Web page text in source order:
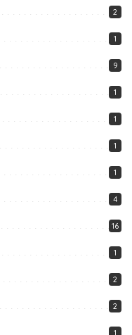
2
1
9
1
1
1
1
4
16
1
2
2
1